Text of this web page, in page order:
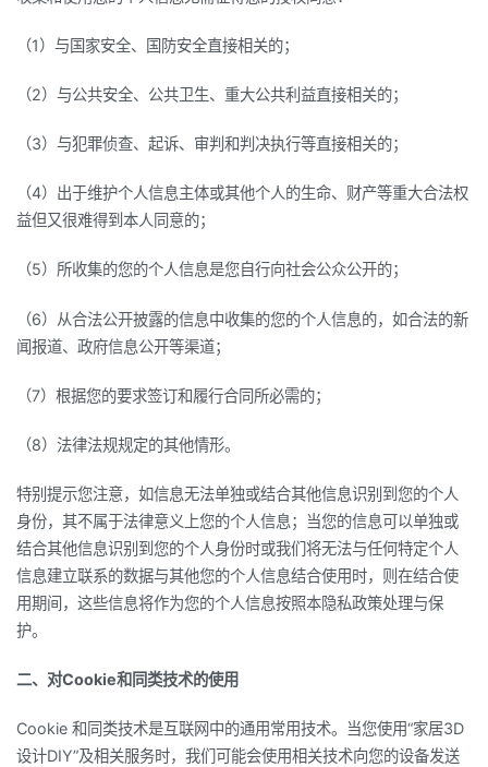
（1）与国家安全、国防安全直接相关的；
（2）与公共安全、公共卫生、重大公共利益直接相关的；
（3）与犯罪侦查、起诉、审判和判决执行等直接相关的；
（4）出于维护个人信息主体或其他个人的生命、财产等重大合法权
益但又很难得到本人同意的；
（5）所收集的您的个人信息是您自行向社会公众公开的；
（6）从合法公开披露的信息中收集的您的个人信息的，如合法的新
闻报道、政府信息公开等渠道；
（7）根据您的要求签订和履行合同所必需的；
（8）法律法规规定的其他情形。
特别提示您注意，如信息无法单独或结合其他信息识别到您的个人
身份，其不属于法律意义上您的个人信息；当您的信息可以单独或
结合其他信息识别到您的个人身份时或我们将无法与任何特定个人
信息建立联系的数据与其他您的个人信息结合使用时，则在结合使
用期间，这些信息将作为您的个人信息按照本隐私政策处理与保
护。
二、对Cookie和同类技术的使用
Cookie 和同类技术是互联网中的通用常用技术。当您使用“家居3D
设计DIY”及相关服务时，我们可能会使用相关技术向您的设备发送